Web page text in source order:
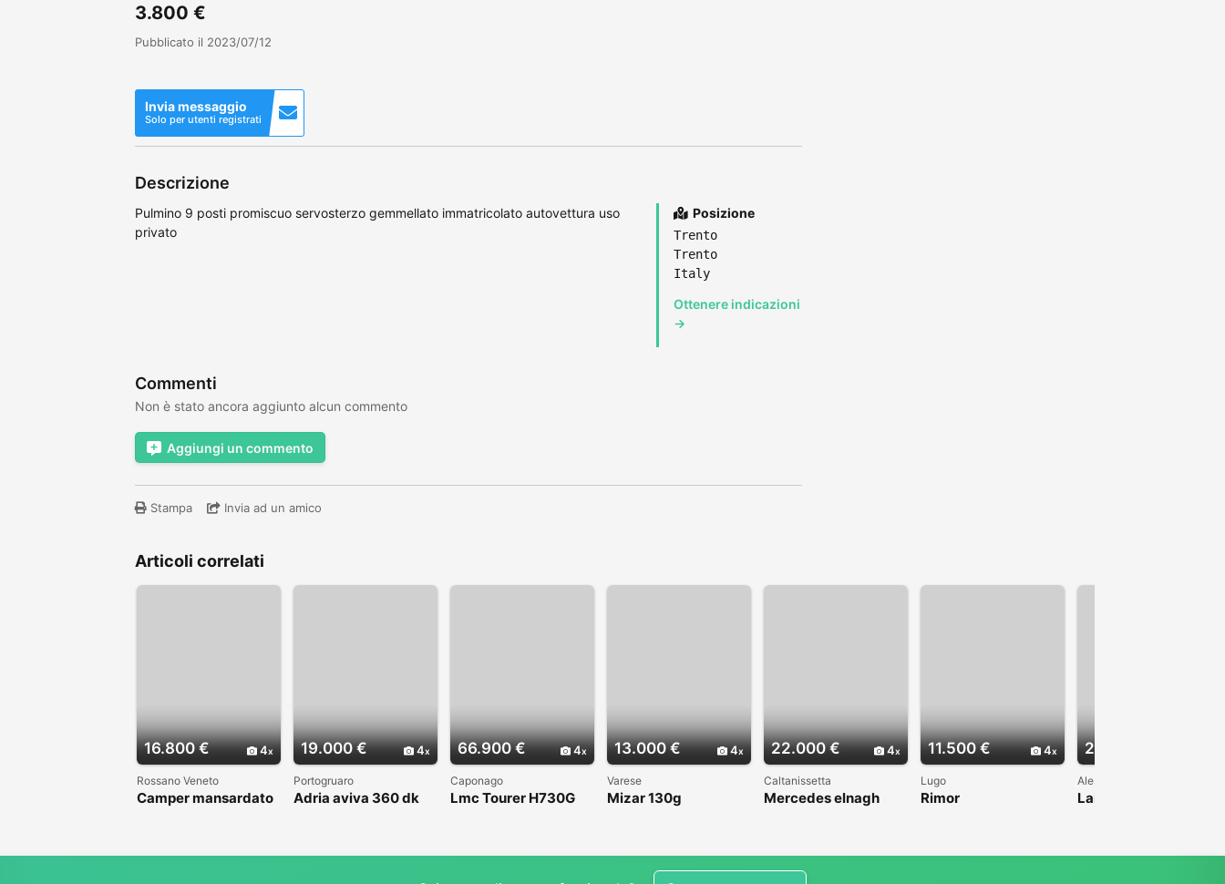
3.800 €
Pubblicato il 2023/07/12
Invia messaggio
Solo per utenti registrati
Descrizione
Pulmino 9 posti promiscuo servosterzo gemmellato immatricolato autovettura uso
privato
Posizione
Trento
Trento
Italy
Ottenere indicazioni
→
Commenti
Non è stato ancora aggiunto alcun commento
Aggiungi un commento
Stampa Invia ad un amico
Articoli correlati
16.800 € 4
Rossano Veneto
Camper mansardato
19.000 € 4
Portogruaro
Adria aviva 360 dk
66.900 € 4
Caponago
Lmc Tourer H730G
13.000 € 4
Varese
Mizar 130g
22.000 € 4
Caltanissetta
Mercedes elnagh
11.500 € 4
Lugo
Rimor
22.000 €
Alessandria
Laika Ecovip 200i 2.8